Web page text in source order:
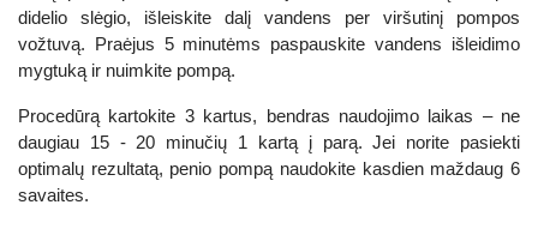
didelio slėgio, išleiskite dalį vandens per viršutinį pompos
vožtuvą. Praėjus 5 minutėms paspauskite vandens išleidimo
mygtuką ir nuimkite pompą.
Procedūrą kartokite 3 kartus, bendras naudojimo laikas – ne
daugiau 15 - 20 minučių 1 kartą į parą. Jei norite pasiekti
optimalų rezultatą, penio pompą naudokite kasdien maždaug 6
savaites.